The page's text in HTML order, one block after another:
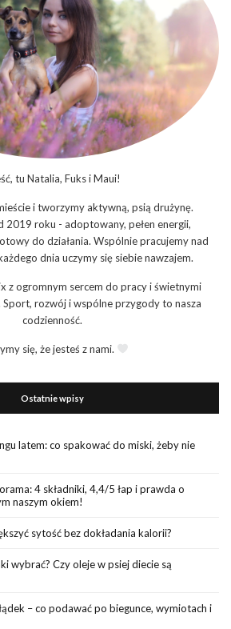
tu Natalia, Fuks i Maui!
i tworzymy aktywną, psią drużynę.
2019 roku - adoptowany, pełen energii,
do działania. Wspólnie pracujemy nad
dnia uczymy się siebie nawzajem.
z ogromnym sercem do pracy i świetnymi
rozwój i wspólne przygody to nasza
codzienność.
się, że jesteś z nami.
Ostatnie wpisy
latem: co spakować do miski, żeby nie
4 składniki, 4,4/5 łap i prawda o
naszym okiem!
sytość bez dokładania kalorii?
wybrać? Czy oleje w psiej diecie są
– co podawać po biegunce, wymiotach i